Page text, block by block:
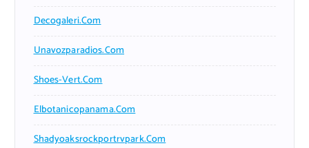
Decogaleri.com
Unavozparadios.com
Shoes-Vert.com
Elbotanicopanama.com
Shadyoaksrockportrvpark.com